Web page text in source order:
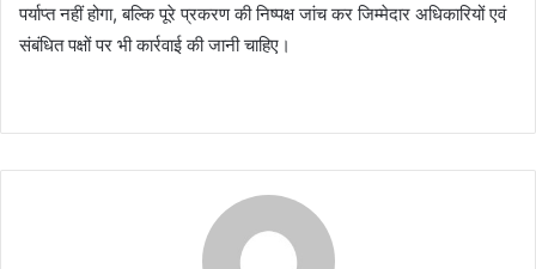
पर्याप्त नहीं होगा, बल्कि पूरे प्रकरण की निष्पक्ष जांच कर जिम्मेदार अधिकारियों एवं
संबंधित पक्षों पर भी कार्रवाई की जानी चाहिए।